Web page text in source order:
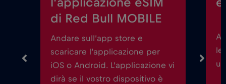
l’applicazione eSIM
di Red Bull MOBILE
Andare sull’app store e
scaricare l’applicazione per
iOS o Android. L’applicazione vi
dirà se il vostro dispositivo è
le